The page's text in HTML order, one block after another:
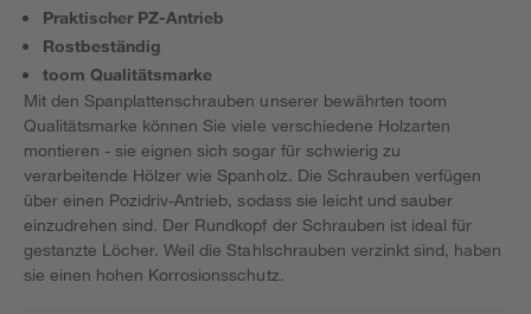
Praktischer PZ-Antrieb
Rostbeständig
toom Qualitätsmarke
Mit den Spanplattenschrauben unserer bewährten toom
Qualitätsmarke können Sie viele verschiedene Holzarten
montieren - sie eignen sich sogar für schwierig zu
verarbeitende Hölzer wie Spanholz. Die Schrauben verfügen
über einen Pozidriv-Antrieb, sodass sie leicht und sauber
einzudrehen sind. Der Rundkopf der Schrauben ist ideal für
gestanzte Löcher. Weil die Stahlschrauben verzinkt sind, haben
sie einen hohen Korrosionsschutz.